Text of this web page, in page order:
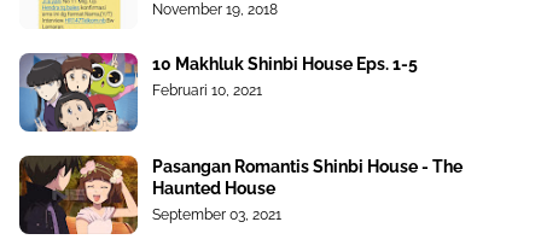
November 19, 2018
10 Makhluk Shinbi House Eps. 1-5
Februari 10, 2021
Pasangan Romantis Shinbi House - The
Haunted House
September 03, 2021